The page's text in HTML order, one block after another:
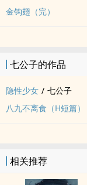
金钩翅（完）
七公子的作品
隐性少女 / 七公子
八九不离食（H短篇）
相关推荐